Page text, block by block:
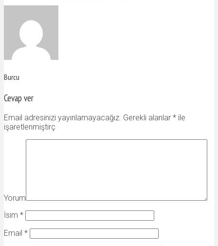
Burcu
Cevap ver
Email adresinizi yayınlamayacağız. Gerekli alanlar * ile
işaretlenmiştirç
Yorum
İsim *
Email *